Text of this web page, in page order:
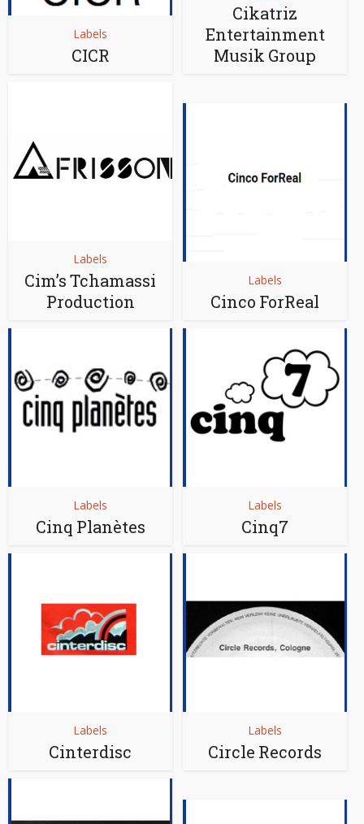
Labels
CICR
Cikatriz
Entertainment
Musik Group
Labels
Cim’s Tchamassi
Production
Labels
Cinco ForReal
Labels
Cinq Planètes
Labels
Cinq7
Labels
Cinterdisc
Labels
Circle Records